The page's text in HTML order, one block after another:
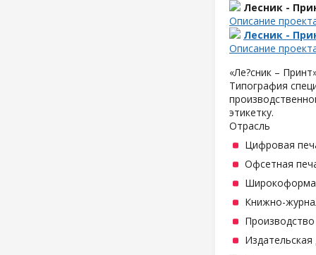
Лесник -
Описание
Лесник -
Описание
«Ле?сник –
Типография
этикетку.
Отрасль
Цифровая
Офсетная
Книжно-